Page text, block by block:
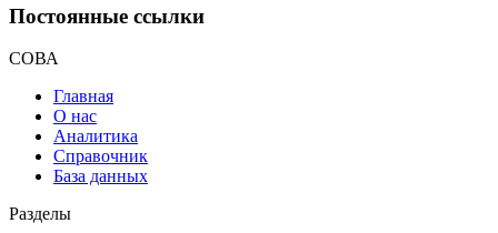
Постоянные ссылки
СОВА
Главная
О нас
Аналитика
Справочник
База данных
Разделы